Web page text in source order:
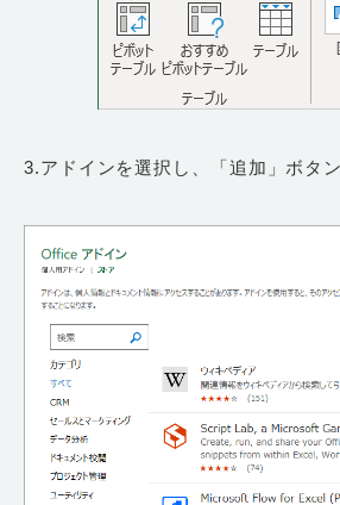
3.アドインを選択し、「追加」ボタ